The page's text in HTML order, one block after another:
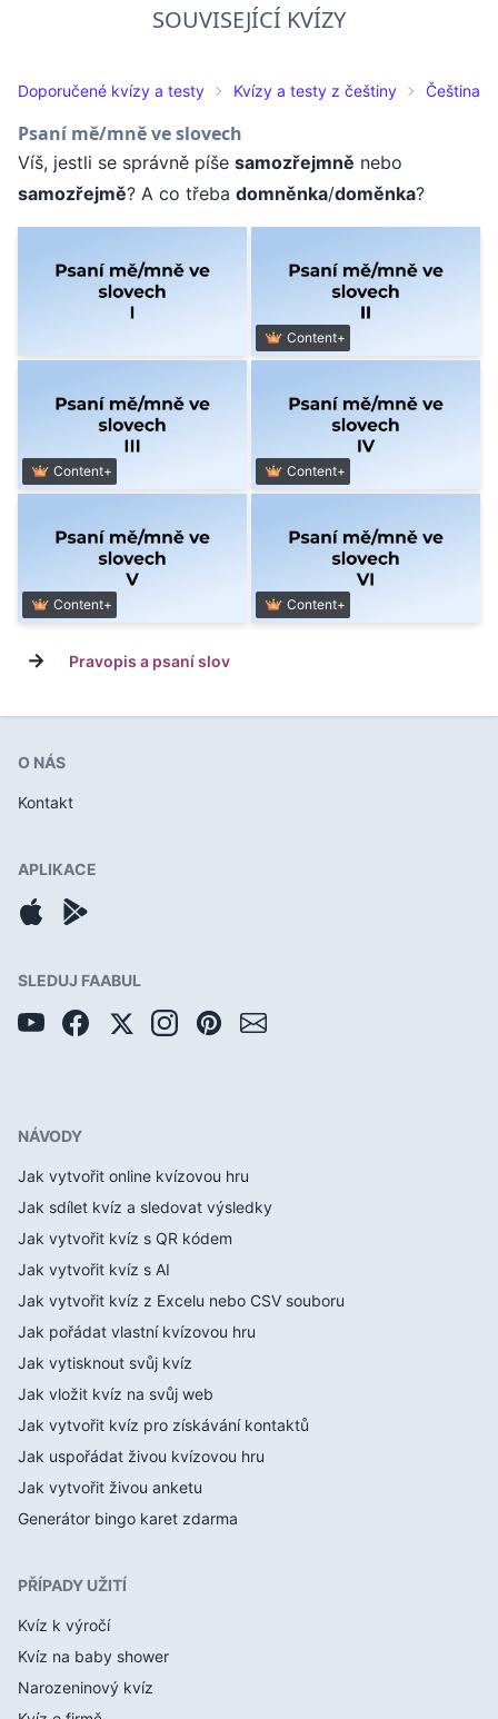
SOUVISEJÍCÍ KVÍZY
Doporučené kvízy a testy Kvízy a testy z češtiny Čeština
Psaní mě/mně ve slovech
Víš, jestli se správně píše samozřejmně nebo
samozřejmě? A co třeba domněnka/doměnka?
Content+
Content+ Content+
Content+ Content+
→ Pravopis a psaní slov
O NÁS
Kontakt
APLIKACE
SLEDUJ FAABUL
NÁVODY
Jak vytvořit online kvízovou hru
Jak sdílet kvíz a sledovat výsledky
Jak vytvořit kvíz s QR kódem
Jak vytvořit kvíz s AI
Jak vytvořit kvíz z Excelu nebo CSV souboru
Jak pořádat vlastní kvízovou hru
Jak vytisknout svůj kvíz
Jak vložit kvíz na svůj web
Jak vytvořit kvíz pro získávání kontaktů
Jak uspořádat živou kvízovou hru
Jak vytvořit živou anketu
Generátor bingo karet zdarma
PŘÍPADY UŽITÍ
Kvíz k výročí
Kvíz na baby shower
Narozeninový kvíz